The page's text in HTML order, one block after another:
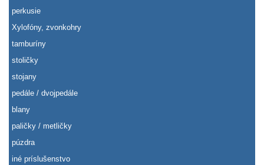
perkusie
Xylofóny, zvonkohry
tamburíny
stoličky
stojany
pedále / dvojpedále
blany
paličky / metličky
púzdra
iné príslušenstvo